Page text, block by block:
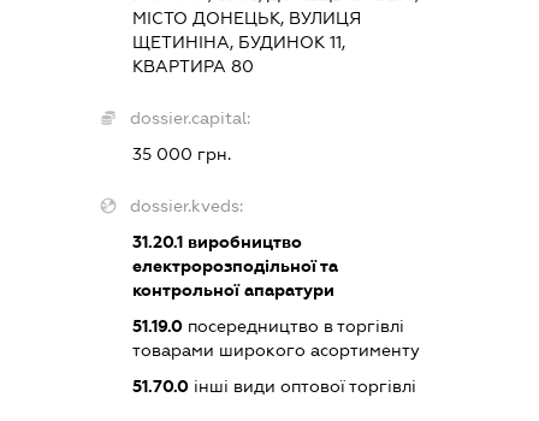
МІСТО ДОНЕЦЬК, ВУЛИЦЯ
ЩЕТИНІНА, БУДИНОК 11,
КВАРТИРА 80
dossier.capital:
35 000 грн.
dossier.kveds:
31.20.1виробництво
електророзподільної та
контрольної апаратури
51.19.0посередництво в торгівлі
товарами широкого асортименту
51.70.0інші види оптової торгівлі